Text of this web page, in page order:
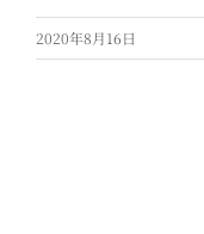
2020年8月16日